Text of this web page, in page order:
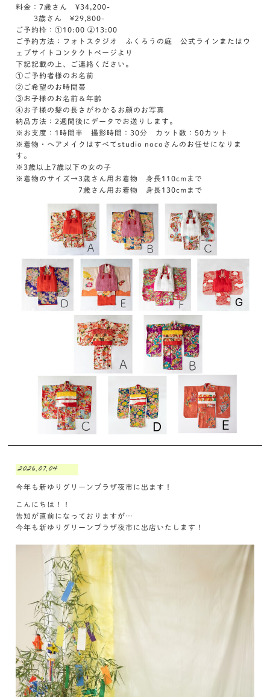
料金：7歳さん ¥34,200-
3歳さん ¥29,800-
ご予約枠：①10:00 ②13:00
ご予約方法：フォトスタジオ ふくろうの庭 公式ラインまたはウ
ェブサイトコンタクトページより
下記記載の上、ご連絡ください。
①ご予約者様のお名前
②ご希望のお時間帯
③お子様のお名前＆年齢
④お子様の髪の長さがわかるお顔のお写真
納品方法：2週間後にデータでお送りします。
※お支度：1時間半 撮影時間：30分 カット数：50カット
※着物・ヘアメイクはすべてstudio nocoさんのお任せになりま
す。
※3歳以上7歳以下の女の子
※着物のサイズ→3歳さん用お着物 身長110cmまで
7歳さん用お着物 身長130cmまで
2026.07.04
今年も新ゆりグリーンプラザ夜市に出ます！
こんにちは！！
告知が直前になっておりますが…
今年も新ゆりグリーンプラザ夜市に出店いたします！